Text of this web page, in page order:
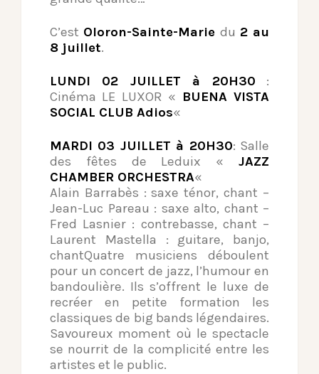
C’est Oloron-Sainte-Marie du 2 au
8 juillet.
LUNDI 02 JUILLET à 20H30 :
Cinéma LE LUXOR « BUENA VISTA
SOCIAL CLUB Adios«
MARDI 03 JUILLET à 20H30: Salle
des fêtes de Leduix « JAZZ
CHAMBER ORCHESTRA«
Alain Barrabès : saxe ténor, chant –
Jean-Luc Pareau : saxe alto, chant –
Fred Lasnier : contrebasse, chant –
Laurent Mastella : guitare, banjo,
chantQuatre musiciens déboulent
pour un concert de jazz, l’humour en
bandoulière. Ils s’offrent le luxe de
recréer en petite formation les
classiques de big bands légendaires.
Savoureux moment où le spectacle
se nourrit de la complicité entre les
artistes et le public.